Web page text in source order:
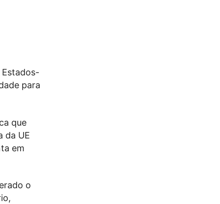
Estados-
para
que
da UE
em
o